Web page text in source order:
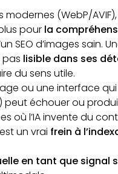
(WebP/
pour la
SEO d’images sain.
pas lisible dans ses
du sens utile.
ou une interface
peut échouer ou
où l’IA invente du
un vrai frein à
en tant que signal